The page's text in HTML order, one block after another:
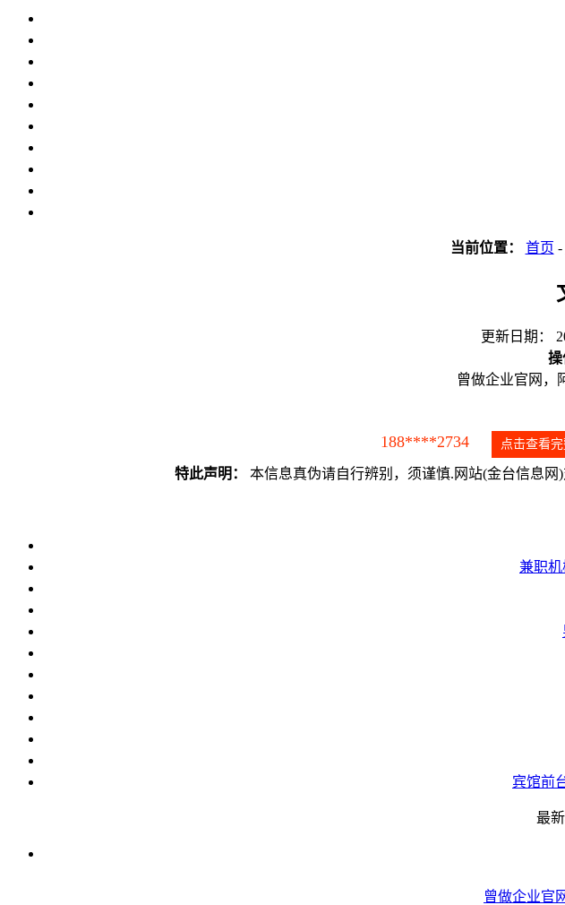
当前位置： 首页 -
更新日期：
操
曾做企业官网，
188****2734 点击查看
特此声明： 本信息真伪请自行辨别，须谨慎.网站(金台信息
兼职
宾馆前
最
曾做企业官